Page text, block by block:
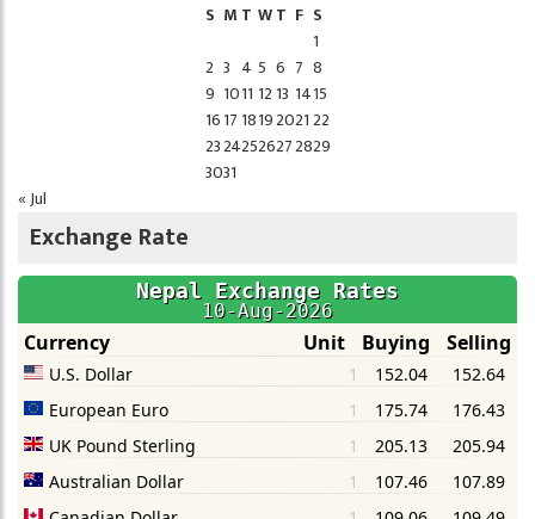
S M T WT F S
1
2 3 4 5 6 7 8
9 1011 12 13 1415
1617 1819202122
23242526272829
3031
« Jul
Exchange Rate